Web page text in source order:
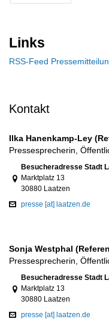
Links
RSS-Feed
Kontakt
Ilka Hanenkamp-Ley
Pressesprecherin,
Link zur Google-Maps
Besucheradresse Stadt
Marktplatz 13
30880 Laatzen
presse [at] laatzen.de
Sonja Westphal
Pressesprecherin,
Link zur Google-Maps
Besucheradresse Stadt
Marktplatz 13
30880 Laatzen
presse [at] laatzen.de